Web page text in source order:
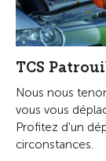
TCS
Nous nous
vous vous
Profitez d'un
circonstances.